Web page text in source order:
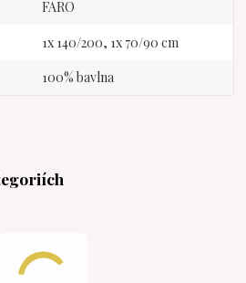
FARO
1x 140/200, 1x 70/90 cm
100% bavlna